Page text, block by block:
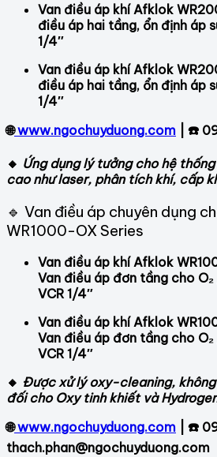
Van điều áp khí Afklok
điều áp hai tầng, ổn định áp
1/4″
Van điều áp khí Afklok
điều áp hai tầng, ổn định áp
1/4″
🌐www.ngochuyduong.com | ☎️
🔸 Ứng dụng lý tưởng cho hệ
cao như laser, phân tích khí, cấp
🔹 Van điều áp chuyên dụng
WR1000-OX Series
Van điều áp khí Afklok
Van điều áp đơn tầng cho
VCR 1/4″
Van điều áp khí Afklok
Van điều áp đơn tầng cho
VCR 1/4″
🔸 Được xử lý oxy-cleaning,
đối cho Oxy tinh khiết và
🌐 www.ngochuyduong.com | ☎️
thach.phan@ngochuyduong.com